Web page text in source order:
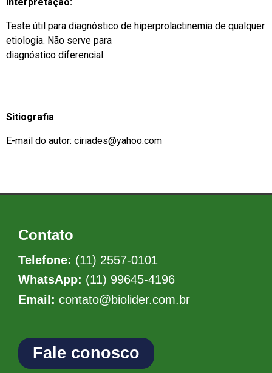
Interpretação:
Teste útil para diagnóstico de hiperprolactinemia de qualquer
etiologia. Não serve para
diagnóstico diferencial.
Sitiografia:
E-mail do autor: ciriades@yahoo.com
Contato
Telefone: (11) 2557-0101
WhatsApp: (11) 99645-4196
Email: contato@biolider.com.br
Fale conosco